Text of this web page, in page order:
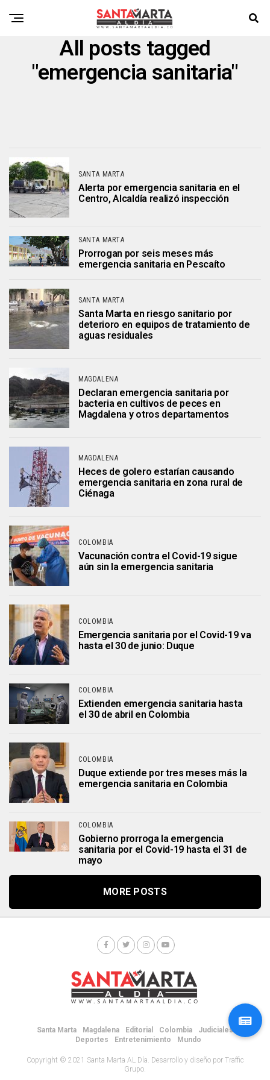
All posts tagged
"emergencia sanitaria"
SANTA MARTA
Alerta por emergencia sanitaria en el
Centro, Alcaldía realizó inspección
SANTA MARTA
Prorrogan por seis meses más
emergencia sanitaria en Pescaíto
SANTA MARTA
Santa Marta en riesgo sanitario por
deterioro en equipos de tratamiento de
aguas residuales
MAGDALENA
Declaran emergencia sanitaria por
bacteria en cultivos de peces en
Magdalena y otros departamentos
MAGDALENA
Heces de golero estarían causando
emergencia sanitaria en zona rural de
Ciénaga
COLOMBIA
Vacunación contra el Covid-19 sigue
aún sin la emergencia sanitaria
COLOMBIA
Emergencia sanitaria por el Covid-19 va
hasta el 30 de junio: Duque
COLOMBIA
Extienden emergencia sanitaria hasta
el 30 de abril en Colombia
COLOMBIA
Duque extiende por tres meses más la
emergencia sanitaria en Colombia
COLOMBIA
Gobierno prorroga la emergencia
sanitaria por el Covid-19 hasta el 31 de
mayo
MORE POSTS
Santa Marta Magdalena Editorial Colombia
Judiciales
Deportes
Entretenimiento Mundo
Copyright © 2021 Santa Marta AL Día. Desarrollo y diseño por Traffic
Grupo.